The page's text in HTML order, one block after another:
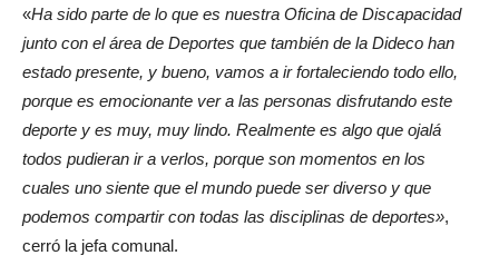
«Ha sido parte de lo que es nuestra Oficina de Discapacidad
junto con el área de Deportes que también de la Dideco han
estado presente, y bueno, vamos a ir fortaleciendo todo ello,
porque es emocionante ver a las personas disfrutando este
deporte y es muy, muy lindo. Realmente es algo que ojalá
todos pudieran ir a verlos, porque son momentos en los
cuales uno siente que el mundo puede ser diverso y que
podemos compartir con todas las disciplinas de deportes»,
cerró la jefa comunal.